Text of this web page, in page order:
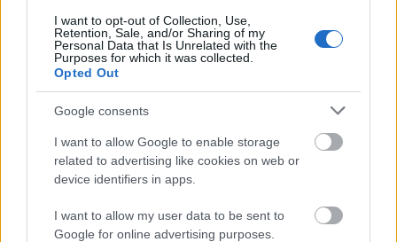
I want to opt-out of Collection, Use,
Retention, Sale, and/or Sharing of my
Personal Data that Is Unrelated with the
Purposes for which it was collected.
Opted Out
Google consents
I want to allow Google to enable storage
related to advertising like cookies on web or
device identifiers in apps.
I want to allow my user data to be sent to
Google for online advertising purposes.
Διαβάζονται αυτή τη στιγμή
Τράπεζες: Στα 55,5 εκατ. ευρώ ο λογαριασμός
από τα δάνεια του ν. Κατσέλη
Νέο Χωροταξικό Τουρισμού: Οι νέες «κόκκινες
ξενοδοχεία, νησιά και επενδύσεις
Τα ανοιχτά μέτωπα για την ενίσχυση της
ελληνικής βιομηχανίας